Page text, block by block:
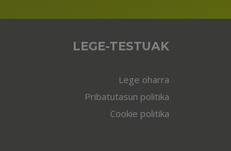
LEGE-TESTUAK
Lege oharra
Pribatutasun politika
Cookie politika